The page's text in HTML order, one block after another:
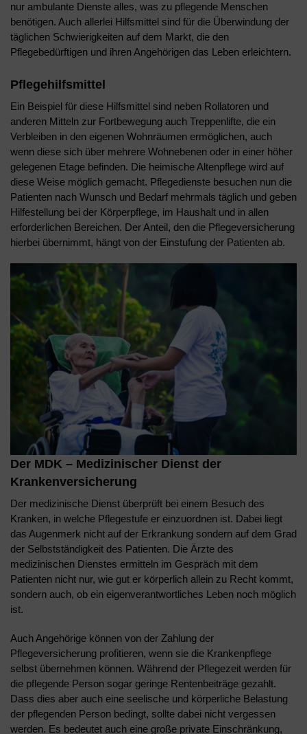
nur ambulante Dienste alles, was zu pflegende Menschen
benötigen. Auch allerlei Hilfsmittel sind für die Überwindung der
täglichen Schwierigkeiten auf dem Markt, die den
Pflegebedürftigen und ihren Angehörigen das Leben erleichtern.
Pflegehilfsmittel
Ein Beispiel für diese Hilfsmittel sind neben Rollatoren und
anderen Mitteln zur Fortbewegung auch Treppenlifte, die ein
Verbleiben in den eigenen Wohnräumen ermöglichen, auch
wenn diese sich über mehrere Wohnebenen oder in einer höher
gelegenen Etage befinden. Die heimische Altenpflege wird auf
diese Weise möglich gemacht. Pflegedienste besuchen nun die
Patienten nach Wunsch und Bedarf mehrmals täglich und geben
Hilfestellung bei der Körperpflege, im Haushalt und in allen
erforderlichen Bereichen. Der Anteil, den die Pflegeversicherung
hierbei übernimmt, hängt von der Einstufung der Patienten ab.
Der MDK – Medizinischer Dienst der
Krankenversicherung
Der medizinische Dienst überprüft bei einem Besuch des
Kranken, in welche Pflegestufe er einzuordnen ist. Dabei liegt
das Augenmerk nicht auf der Erkrankung sondern auf dem Grad
der Selbstständigkeit des Patienten. Die Ärzte des
medizinischen Dienstes ermitteln im Gespräch mit dem
Patienten nicht nur, wie gut er körperlich allein zu Recht kommt,
sondern auch, ob ein eigenverantwortliches Leben noch möglich
ist.
Auch Angehörige können von der Zahlung der
Pflegeversicherung profitieren, wenn sie die Krankenpflege
selbst übernehmen können. Während der Pflegezeit werden für
die pflegende Person sogar geringe Rentenbeiträge gezahlt.
Dass dies aber auch eine seelische und körperliche Belastung
der pflegenden Person bedingt, sollte dabei nicht vergessen
werden. Es bedeutet auch eine große private Einschränkung,